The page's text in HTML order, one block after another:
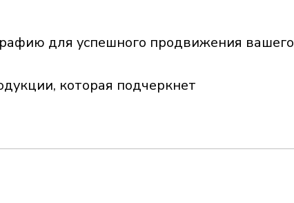
для успешного продвижения вашего
которая подчеркнет